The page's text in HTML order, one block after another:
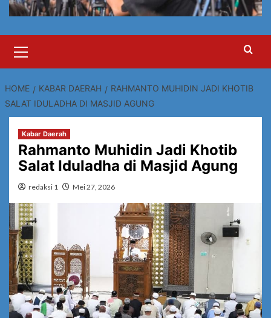
Menu
HOME KABAR DAERAH
RAHMANTO MUHIDIN JADI KHOTIB
SALAT IDULADHA DI MASJID AGUNG
Kabar Daerah
Rahmanto Muhidin Jadi Khotib
Salat Iduladha di Masjid Agung
redaksi 1 Mei 27, 2026